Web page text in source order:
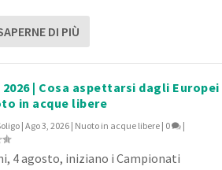
Bologn...
Roma...
Day. ...
DI PIÙ
| Cosa aspettarsi dagli Europei
in acque libere
| Ago 3, 2026 | Nuoto in acque libere | 0 |
4 agosto, iniziano i Campionati